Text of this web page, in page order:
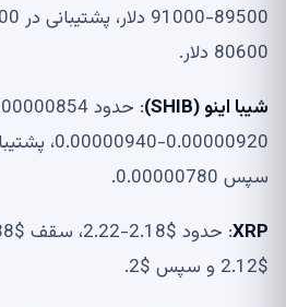
80600 دلار.
شیبا اینو (SHIB)
سپس 0.00000780.
XRP
$2.12 و سپس $2.